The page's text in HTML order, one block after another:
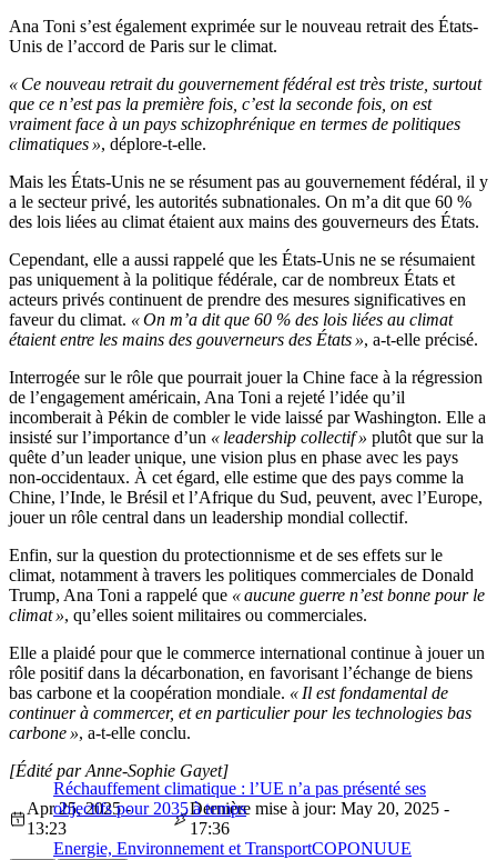
Ana Toni s’est également exprimée sur le nouveau retrait des États-
Unis de l’accord de Paris sur le climat.
« Ce nouveau retrait du gouvernement fédéral est très triste, surtout
que ce n’est pas la première fois, c’est la seconde fois, on est
vraiment face à un pays schizophrénique en termes de politiques
climatiques », déplore-t-elle.
Mais les États-Unis ne se résument pas au gouvernement fédéral, il y
a le secteur privé, les autorités subnationales. On m’a dit que 60 %
des lois liées au climat étaient aux mains des gouverneurs des États.
Cependant, elle a aussi rappelé que les États-Unis ne se résumaient
pas uniquement à la politique fédérale, car de nombreux États et
acteurs privés continuent de prendre des mesures significatives en
faveur du climat. « On m’a dit que 60 % des lois liées au climat
étaient entre les mains des gouverneurs des États », a-t-elle précisé.
Interrogée sur le rôle que pourrait jouer la Chine face à la régression
de l’engagement américain, Ana Toni a rejeté l’idée qu’il
incomberait à Pékin de combler le vide laissé par Washington. Elle a
insisté sur l’importance d’un « leadership collectif » plutôt que sur la
quête d’un leader unique, une vision plus en phase avec les pays
non-occidentaux. À cet égard, elle estime que des pays comme la
Chine, l’Inde, le Brésil et l’Afrique du Sud, peuvent, avec l’Europe,
jouer un rôle central dans un leadership mondial collectif.
Enfin, sur la question du protectionnisme et de ses effets sur le
climat, notamment à travers les politiques commerciales de Donald
Trump, Ana Toni a rappelé que « aucune guerre n’est bonne pour le
climat », qu’elles soient militaires ou commerciales.
Elle a plaidé pour que le commerce international continue à jouer un
rôle positif dans la décarbonation, en favorisant l’échange de biens
bas carbone et la coopération mondiale. « Il est fondamental de
continuer à commercer, et en particulier pour les technologies bas
carbone », a-t-elle conclu.
Réchauffement climatique : l’UE n’a pas présenté ses
objectifs pour 2035 à temps
[Édité par Anne-Sophie Gayet]
Apr 25, 2025 -
13:23
Dernière mise à jour: May 20, 2025 -
17:36
Energie, Environnement et TransportCOPONUUE